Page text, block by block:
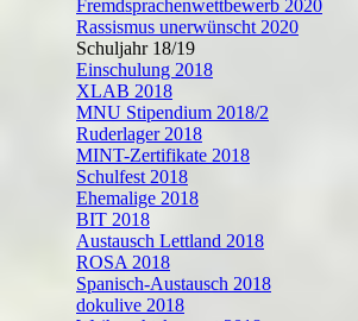
Fremdsprachenwettbewerb 2020
Rassismus unerwünscht 2020
Schuljahr 18/19
Einschulung 2018
XLAB 2018
MNU Stipendium 2018/2
Ruderlager 2018
MINT-Zertifikate 2018
Schulfest 2018
Ehemalige 2018
BIT 2018
Austausch Lettland 2018
ROSA 2018
Spanisch-Austausch 2018
dokulive 2018